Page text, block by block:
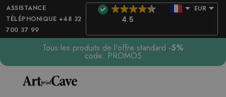
ASSISTANCE
TÉLÉPHONIQUE +48 32
700 37 99
4.5
EUR
Tous les produits de l'offre standard -5%
code: PROMO5